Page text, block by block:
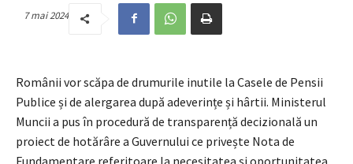
7 mai 2024
Românii vor scăpa de drumurile inutile la Casele de Pensii
Publice și de alergarea după adeverințe și hârtii. Ministerul
Muncii a pus în procedură de transparență decizională un
proiect de hotărâre a Guvernului ce privește Nota de
Fundamentare referitoare la necesitatea și oportunitatea